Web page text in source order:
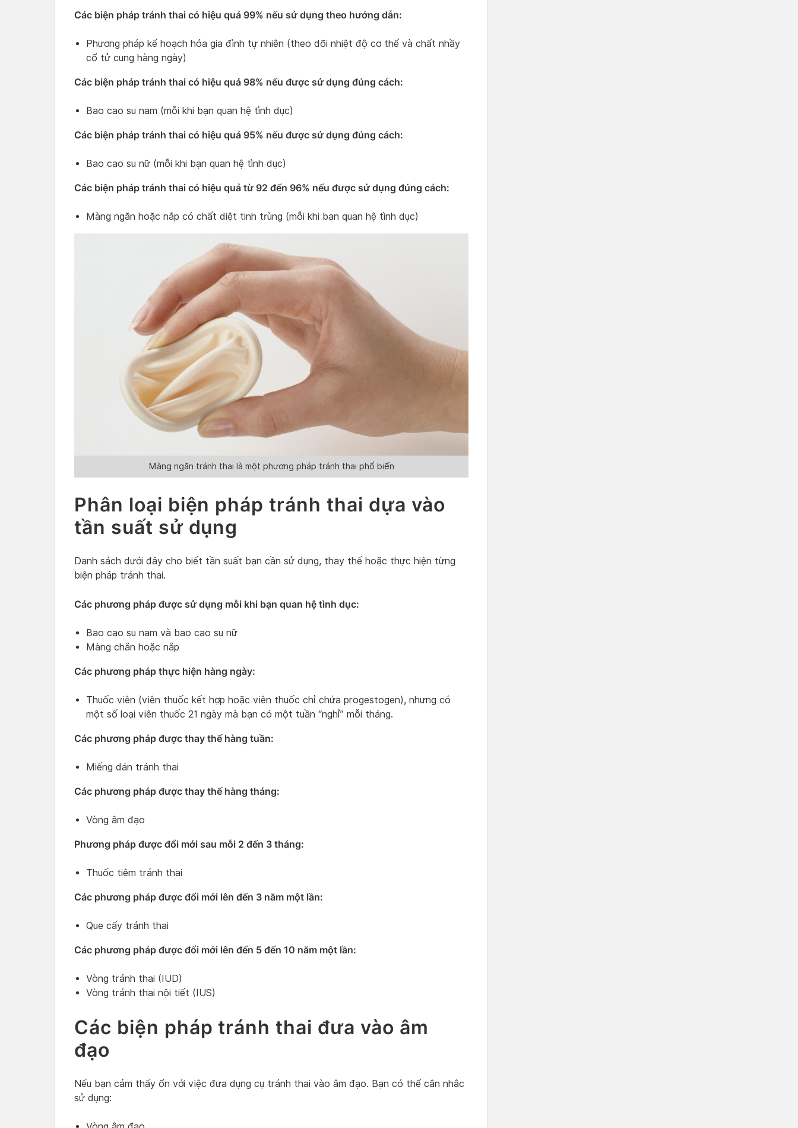
Các biện pháp tránh thai có hiệu quả 99% nếu sử dụng theo hướng dẫn:
Phương pháp kế hoạch hóa gia đình tự nhiên (theo dõi nhiệt độ cơ thể và chất nhầy
cổ tử cung hàng ngày)
Các biện pháp tránh thai có hiệu quả 98% nếu được sử dụng đúng cách:
Bao cao su nam (mỗi khi bạn quan hệ tình dục)
Các biện pháp tránh thai có hiệu quả 95% nếu được sử dụng đúng cách:
Bao cao su nữ (mỗi khi bạn quan hệ tình dục)
Các biện pháp tránh thai có hiệu quả từ 92 đến 96% nếu được sử dụng đúng cách:
Màng ngăn hoặc nắp có chất diệt tinh trùng (mỗi khi bạn quan hệ tình dục)
Màng ngăn tránh thai là một phương pháp tránh thai phổ biến
Phân loại biện pháp tránh thai dựa vào
tần suất sử dụng
Danh sách dưới đây cho biết tần suất bạn cần sử dụng, thay thế hoặc thực hiện từng
biện pháp tránh thai.
Các phương pháp được sử dụng mỗi khi bạn quan hệ tình dục:
Bao cao su nam và bao cao su nữ
Màng chắn hoặc nắp
Các phương pháp thực hiện hàng ngày:
Thuốc viên (viên thuốc kết hợp hoặc viên thuốc chỉ chứa progestogen), nhưng có
một số loại viên thuốc 21 ngày mà bạn có một tuần “nghỉ” mỗi tháng.
Các phương pháp được thay thế hàng tuần:
Miếng dán tránh thai
Các phương pháp được thay thế hàng tháng:
Vòng âm đạo
Phương pháp được đổi mới sau mỗi 2 đến 3 tháng:
Thuốc tiêm tránh thai
Các phương pháp được đổi mới lên đến 3 năm một lần:
Que cấy tránh thai
Các phương pháp được đổi mới lên đến 5 đến 10 năm một lần:
Vòng tránh thai (IUD)
Vòng tránh thai nội tiết (IUS)
Các biện pháp tránh thai đưa vào âm
đạo
Nếu bạn cảm thấy ổn với việc đưa dụng cụ tránh thai vào âm đạo. Bạn có thể cân nhắc
sử dụng: